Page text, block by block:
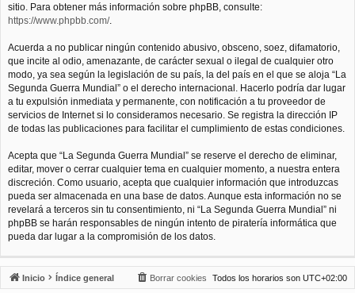
sitio. Para obtener más información sobre phpBB, consulte:
https://www.phpbb.com/.
Acuerda a no publicar ningún contenido abusivo, obsceno, soez, difamatorio,
que incite al odio, amenazante, de carácter sexual o ilegal de cualquier otro
modo, ya sea según la legislación de su país, la del país en el que se aloja “La
Segunda Guerra Mundial” o el derecho internacional. Hacerlo podría dar lugar
a tu expulsión inmediata y permanente, con notificación a tu proveedor de
servicios de Internet si lo consideramos necesario. Se registra la dirección IP
de todas las publicaciones para facilitar el cumplimiento de estas condiciones.
Acepta que “La Segunda Guerra Mundial” se reserve el derecho de eliminar,
editar, mover o cerrar cualquier tema en cualquier momento, a nuestra entera
discreción. Como usuario, acepta que cualquier información que introduzcas
pueda ser almacenada en una base de datos. Aunque esta información no se
revelará a terceros sin tu consentimiento, ni “La Segunda Guerra Mundial” ni
phpBB se harán responsables de ningún intento de piratería informática que
pueda dar lugar a la compromisión de los datos.
Inicio Índice general Todos los horarios son UTC+02:00
Borrar cookies